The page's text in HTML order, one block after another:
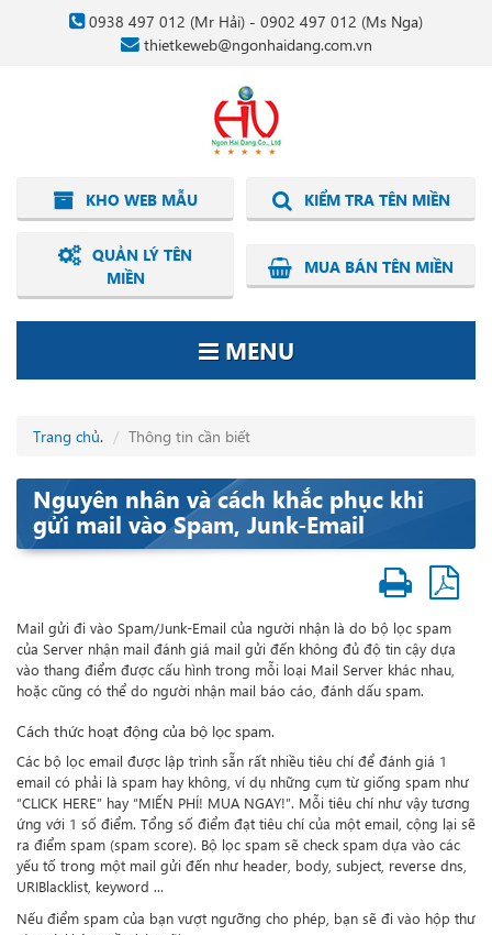
0938 497 012 (Mr Hải) - 0902 497 012 (Ms Nga)
thietkeweb@ngonhaidang.com.vn
KHO WEB MẪU KIỂM TRA TÊN MIỀN
QUẢN LÝ TÊN
MIỀN
MUA BÁN TÊN MIỀN
MENU
Trang chủ. Thông tin cần biết
Nguyên nhân và cách khắc phục khi
gửi mail vào Spam, Junk-Email
Mail gửi đi vào Spam/Junk-Email của người nhận là do bộ lọc spam
của Server nhận mail đánh giá mail gửi đến không đủ độ tin cậy dựa
vào thang điểm được cấu hình trong mỗi loại Mail Server khác nhau,
hoặc cũng có thể do người nhận mail báo cáo, đánh dấu spam.
Cách thức hoạt động của bộ lọc spam.
Các bộ lọc email được lập trình sẵn rất nhiều tiêu chí để đánh giá 1
email có phải là spam hay không, ví dụ những cụm từ giống spam như
“CLICK HERE” hay “MIẾN PHÍ! MUA NGAY!”. Mỗi tiêu chí như vậy tương
ứng với 1 số điểm. Tổng số điểm đạt tiêu chí của một email, cộng lại sẽ
ra điểm spam (spam score). Bộ lọc spam sẽ check spam dựa vào các
yếu tố trong một mail gửi đến như header, body, subject, reverse dns,
URIBlacklist, keyword ...
Nếu điểm spam của bạn vượt ngưỡng cho phép, bạn sẽ đi vào hộp thư